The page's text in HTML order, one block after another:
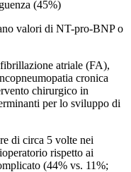
(45%)
valori di NT-pro-BNP o
atriale (FA),
cronica
chirurgico in
per lo sviluppo di
di circa 5 volte nei
rispetto ai
(44% vs. 11%;